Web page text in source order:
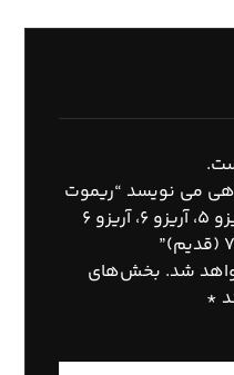
می نویسد “ریموت
کنترل (سوئیچ هوشمند) آریزو ۵، آریزو ۶، آریزو ۶
شد. بخش‌های
*